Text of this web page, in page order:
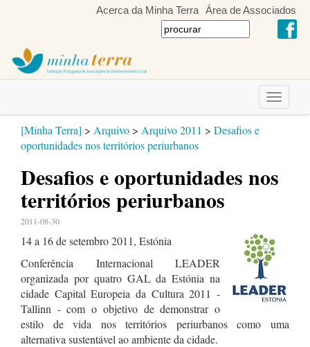
Acerca da Minha Terra Área de Associados
Toggle
[Minha Terra] > Arquivo > Arquivo 2011 > Desafios e
oportunidades nos territórios periurbanos
Desafios e oportunidades nos
territórios periurbanos
2011-08-30
14 a 16 de setembro 2011, Estónia
Conferência Internacional LEADER
organizada por quatro GAL da Estónia na
cidade Capital Europeia da Cultura 2011 -
Tallinn - com o objetivo de demonstrar o
estilo de vida nos territórios periurbanos como uma
alternativa sustentável ao ambiente da cidade.